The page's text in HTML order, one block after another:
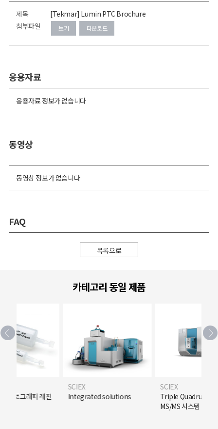
제목
[Tekmar] Lumin PTC Brochure
첨부파일
보기 다운로드
응용자료
응용자료 정보가 없습니다
동영상
동영상 정보가 없습니다
FAQ
목록으로
카테고리 동일 제품
마토그래피 레진
SCIEX
Integrated solutions
SCIEX
Triple Quadrupole
MS/MS 시스템